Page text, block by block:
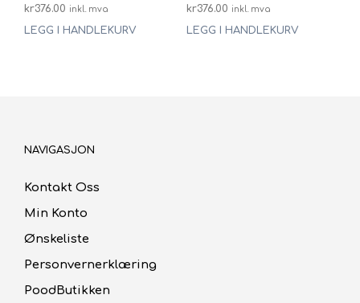
kr376.00 inkl. mva
LEGG I HANDLEKURV
kr376.00 inkl. mva
LEGG I HANDLEKURV
NAVIGASJON
Kontakt Oss
Min Konto
Ønskeliste
Personvernerklæring
PoodButikken